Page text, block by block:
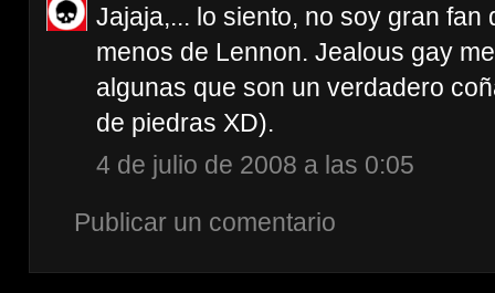
Jajaja,... lo siento, no soy gran fan
menos de Lennon. Jealous gay
algunas que son un verdadero
de piedras XD).
4 de julio de 2008 a las 0:05
Publicar un comentario